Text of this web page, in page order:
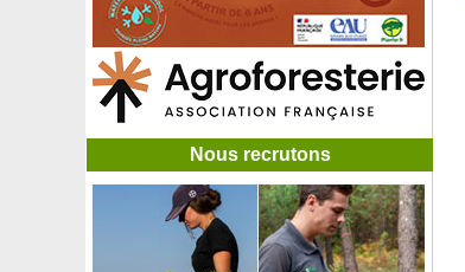
Nous recrutons